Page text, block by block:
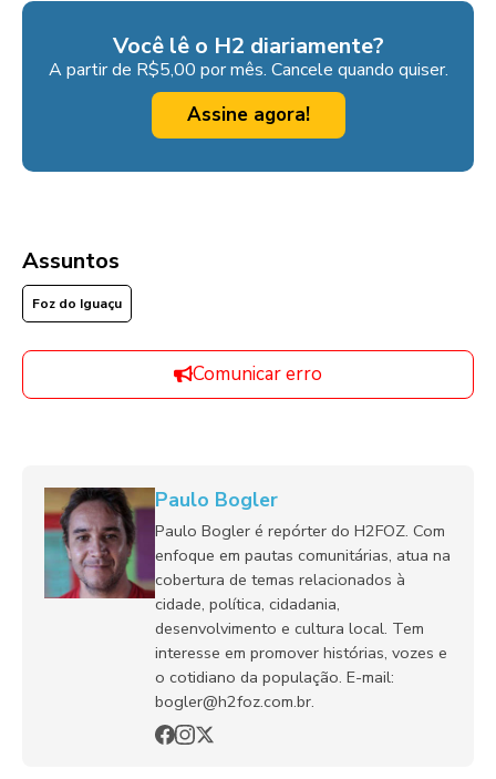
Você lê o H2 diariamente?
A partir de R$5,00 por mês. Cancele quando quiser.
Assine agora!
Assuntos
Foz do Iguaçu
Comunicar erro
Paulo Bogler
Paulo Bogler é repórter do H2FOZ. Com
enfoque em pautas comunitárias, atua na
cobertura de temas relacionados à
cidade, política, cidadania,
desenvolvimento e cultura local. Tem
interesse em promover histórias, vozes e
o cotidiano da população. E-mail:
bogler@h2foz.com.br.